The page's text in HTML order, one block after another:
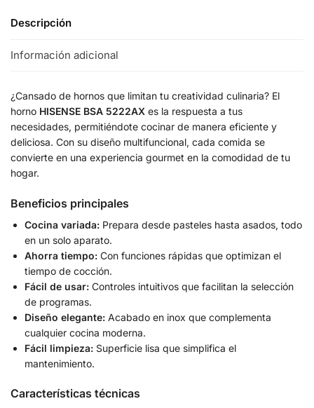
Descripción
Información adicional
¿Cansado de hornos que limitan tu creatividad culinaria? El
horno HISENSE BSA 5222AX es la respuesta a tus
necesidades, permitiéndote cocinar de manera eficiente y
deliciosa. Con su diseño multifuncional, cada comida se
convierte en una experiencia gourmet en la comodidad de tu
hogar.
Beneficios principales
Cocina variada: Prepara desde pasteles hasta asados, todo
en un solo aparato.
Ahorra tiempo: Con funciones rápidas que optimizan el
tiempo de cocción.
Fácil de usar: Controles intuitivos que facilitan la selección
de programas.
Diseño elegante: Acabado en inox que complementa
cualquier cocina moderna.
Fácil limpieza: Superficie lisa que simplifica el
mantenimiento.
Características técnicas